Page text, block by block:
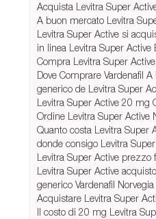
Acquista Levitra Super
A buon mercato Levitra
Levitra Super Active si
in linea Levitra Super Active
Compra Levitra Super
Dove Comprare Vardenafil A
generico de Levitra Super
Levitra Super Active 20 mg
Ordine Levitra Super Active
Quanto costa Levitra Super
donde consigo Levitra
Levitra Super Active prezzo
Levitra Super Active
generico Vardenafil Norvegia
Acquistare Levitra Super
Il costo di 20 mg Levitra